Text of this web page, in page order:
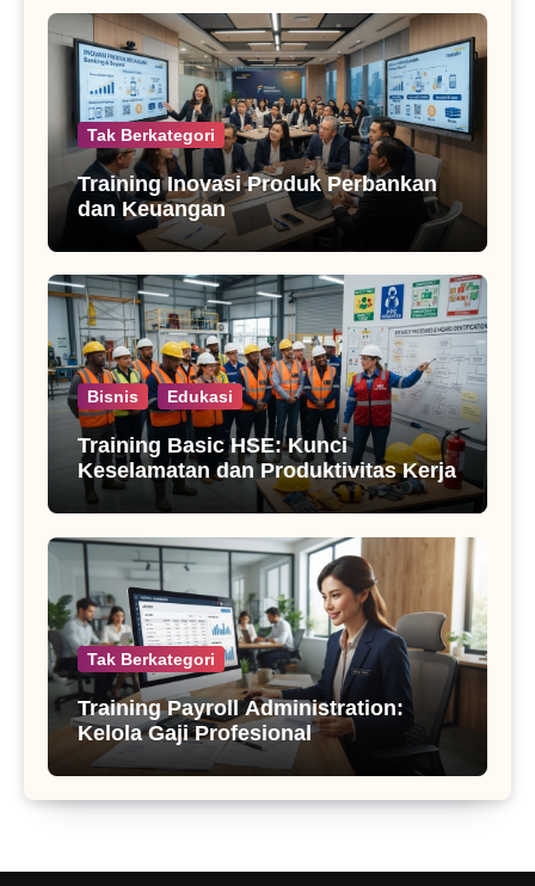
Tak Berkategori
Training Inovasi Produk Perbankan
dan Keuangan
Bisnis Edukasi
Training Basic HSE: Kunci
Keselamatan dan Produktivitas Kerja
Tak Berkategori
Training Payroll Administration:
Kelola Gaji Profesional